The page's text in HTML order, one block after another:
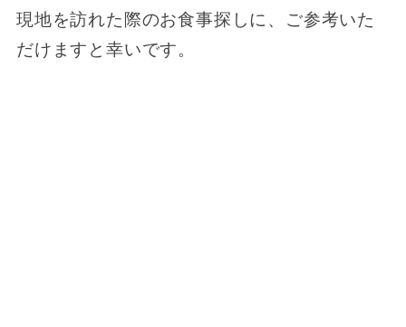
現地を訪れた際のお食事探しに、ご参考いた
だけますと幸いです。